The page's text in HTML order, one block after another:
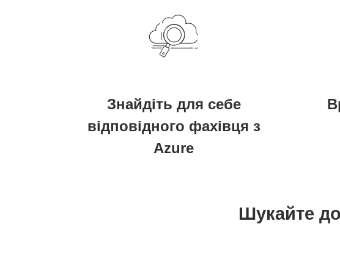
Знайдіть для себе
відповідного фахівця з
Azure
Шукайте